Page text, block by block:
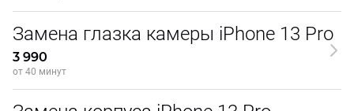
Замена глазка камеры iPhone 13 Pro
3 990
от 40 минут